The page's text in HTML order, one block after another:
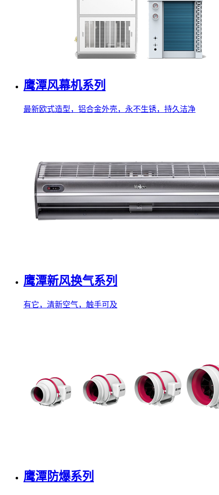
鹰潭风幕机系列
最新欧式造型，铝合金外壳，永不生锈，持久洁净
鹰潭新风换气系列
有它，清新空气，触手可及
鹰潭防爆系列